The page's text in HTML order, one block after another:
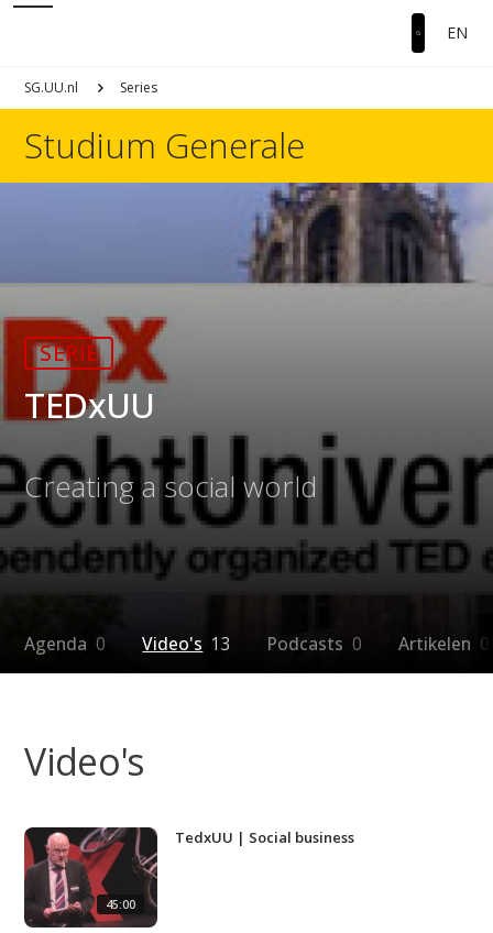
EN
SG.UU.nl Series
Studium Generale
SERIE
TEDxUU
Creating a social world
Agenda 0 Video's 13 Podcasts 0 Artikelen 0
Video's
45:00
TedxUU | Social business